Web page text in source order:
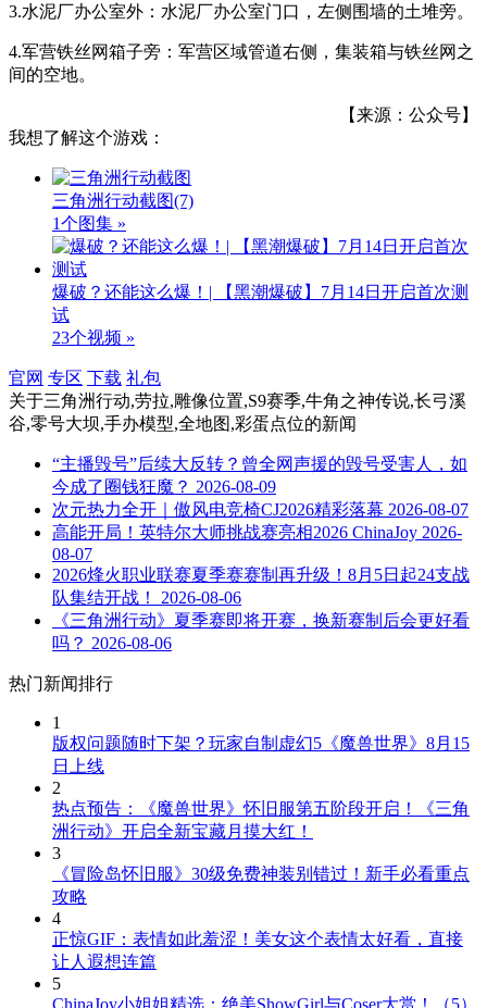
3.水泥厂办公室外：水泥厂办公室门口，左侧围墙的土堆旁。
4.军营铁丝网箱子旁：军营区域管道右侧，集装箱与铁丝网之
间的空地。
【来源：公众号】
我想了解这个游戏：
三角洲行动截图(7)
1个图集 »
爆破？还能这么爆！| 【黑潮爆破】7月14日开启首次测
试
23个视频 »
官网 专区 下载 礼包
关于三角洲行动,劳拉,雕像位置,S9赛季,牛角之神传说,长弓溪
谷,零号大坝,手办模型,全地图,彩蛋点位的新闻
“主播毁号”后续大反转？曾全网声援的毁号受害人，如
今成了圈钱狂魔？ 2026-08-09
次元热力全开｜傲风电竞椅CJ2026精彩落幕 2026-08-07
高能开局！英特尔大师挑战赛亮相2026 ChinaJoy 2026-
08-07
2026烽火职业联赛夏季赛赛制再升级！8月5日起24支战
队集结开战！
2026-08-06
《三角洲行动》夏季赛即将开赛，换新赛制后会更好看
吗？ 2026-08-06
热门新闻排行
1
版权问题随时下架？玩家自制虚幻5《魔兽世界》8月15
日上线
2
热点预告：《魔兽世界》怀旧服第五阶段开启！《三角
洲行动》开启全新宝藏月摸大红！
3
《冒险岛怀旧服》30级免费神装别错过！新手必看重点
攻略
4
正惊GIF：表情如此羞涩！美女这个表情太好看，直接
让人遐想连篇
5
ChinaJoy小姐姐精选：绝美ShowGirl与Coser大赏！（5）